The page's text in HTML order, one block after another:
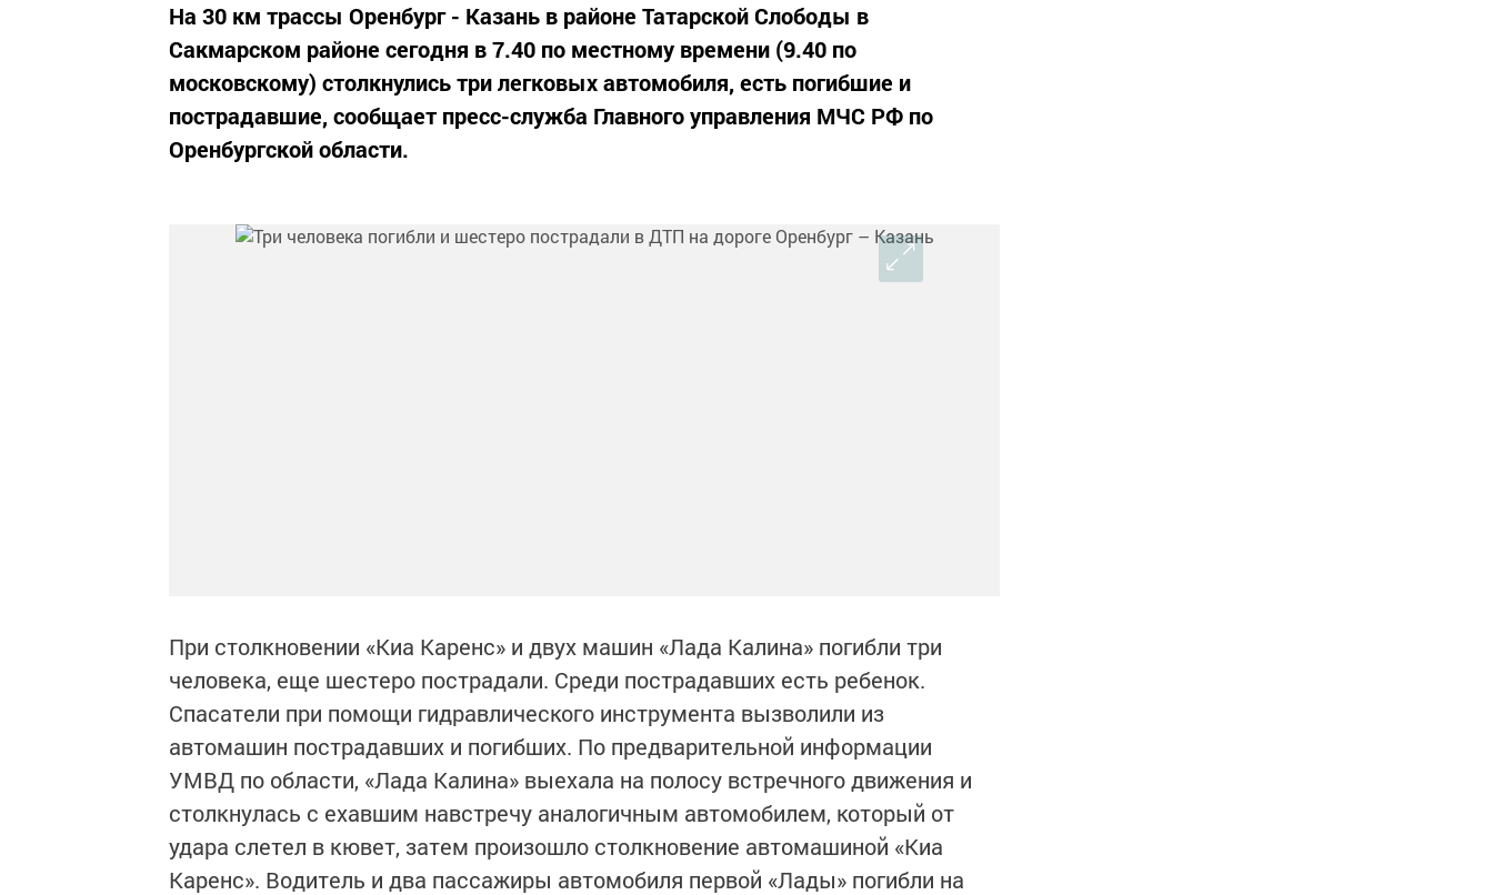
На 30 км трассы Оренбург - Казань в районе Татарской Слободы в
Сакмарском районе сегодня в 7.40 по местному времени (9.40 по
московскому) столкнулись три легковых автомобиля, есть погибшие и
пострадавшие, сообщает пресс-служба Главного управления МЧС РФ по
Оренбургской области.
При столкновении «Киа Каренс» и двух машин «Лада Калина» погибли три
человека, еще шестеро пострадали. Среди пострадавших есть ребенок.
Спасатели при помощи гидравлического инструмента вызволили из
автомашин пострадавших и погибших. По предварительной информации
УМВД по области, «Лада Калина» выехала на полосу встречного движения и
столкнулась с ехавшим навстречу аналогичным автомобилем, который от
удара слетел в кювет, затем произошло столкновение автомашиной «Киа
Каренс». Водитель и два пассажиры автомобиля первой «Лады» погибли на